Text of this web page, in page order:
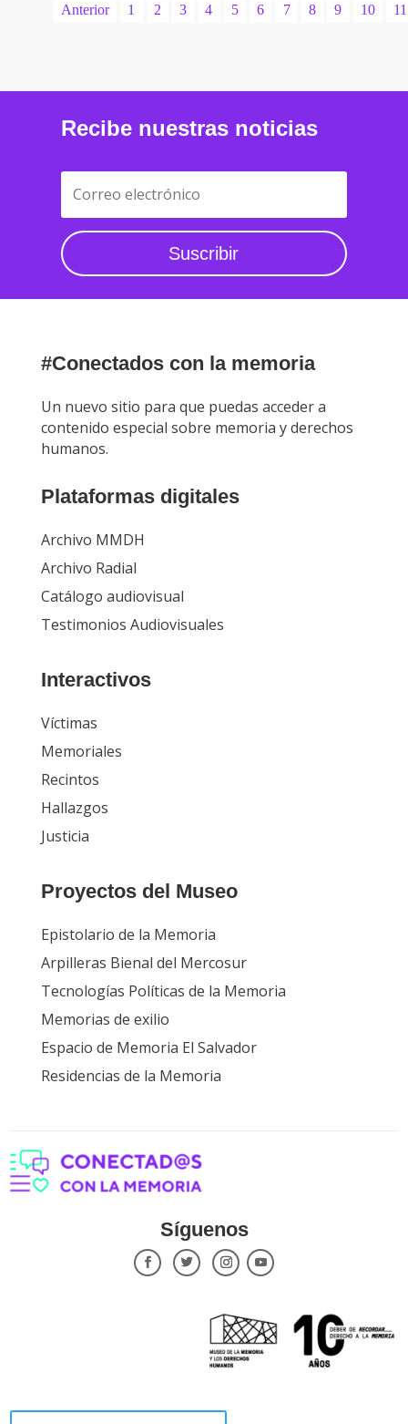
Anterior 1 2 3 4 5 6 7 8 9 10 11
Recibe nuestras noticias
Suscribir
#Conectados con la memoria
Un nuevo sitio para que puedas acceder a
contenido especial sobre memoria y derechos
humanos.
Plataformas digitales
Archivo MMDH
Archivo Radial
Catálogo audiovisual
Testimonios Audiovisuales
Interactivos
Víctimas
Memoriales
Recintos
Hallazgos
Justicia
Proyectos del Museo
Epistolario de la Memoria
Arpilleras Bienal del Mercosur
Tecnologías Políticas de la Memoria
Memorias de exilio
Espacio de Memoria El Salvador
Residencias de la Memoria
Síguenos